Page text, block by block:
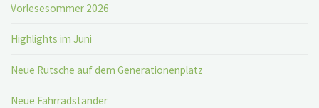
Vorlesesommer 2026
Highlights im Juni
Neue Rutsche auf dem Generationenplatz
Neue Fahrradständer